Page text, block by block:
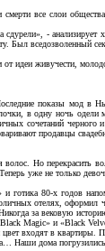
все слои
-
Был вседозволенный
идеи живучести,
показы мод в
в одну ночь
сочетаний
продавцы
Но
уже не только
готика 80-х годов
отелях,
за вековую
Magic» и «Black
входят в
Наши дома